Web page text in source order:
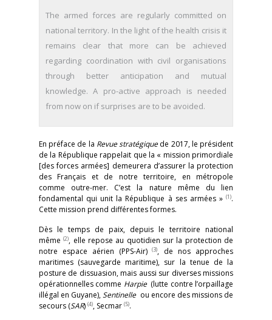
The armed forces are regularly committed on
national territory. In the light of the health crisis it
remains clear that more can be achieved
regarding coordination with civil organisations
through better anticipation and mutual
knowledge. A pro-active approach is needed
from now on if surprises are to be avoided.
En préface de la Revue stratégiquede 2017, le président
de la République rappelait que la « mission primordiale
[des forces armées] demeurera d’assurer la protection
des Français et de notre territoire, en métropole
comme outre-mer. C’est la nature même du lien
fondamental qui unit la République à ses armées » (1).
Cette mission prend différentes formes.
Dès le temps de paix, depuis le territoire national
même(2), elle repose au quotidien sur la protection de
notre espace aérien (PPS-Air)(3), de nos approches
maritimes (sauvegarde maritime), sur la tenue de la
posture de dissuasion, mais aussi sur diverses missions
opérationnelles comme Harpie(lutte contre l’orpaillage
illégal en Guyane),Sentinelleou encore des missions de
secours (SAR) (4), Secmar (5).